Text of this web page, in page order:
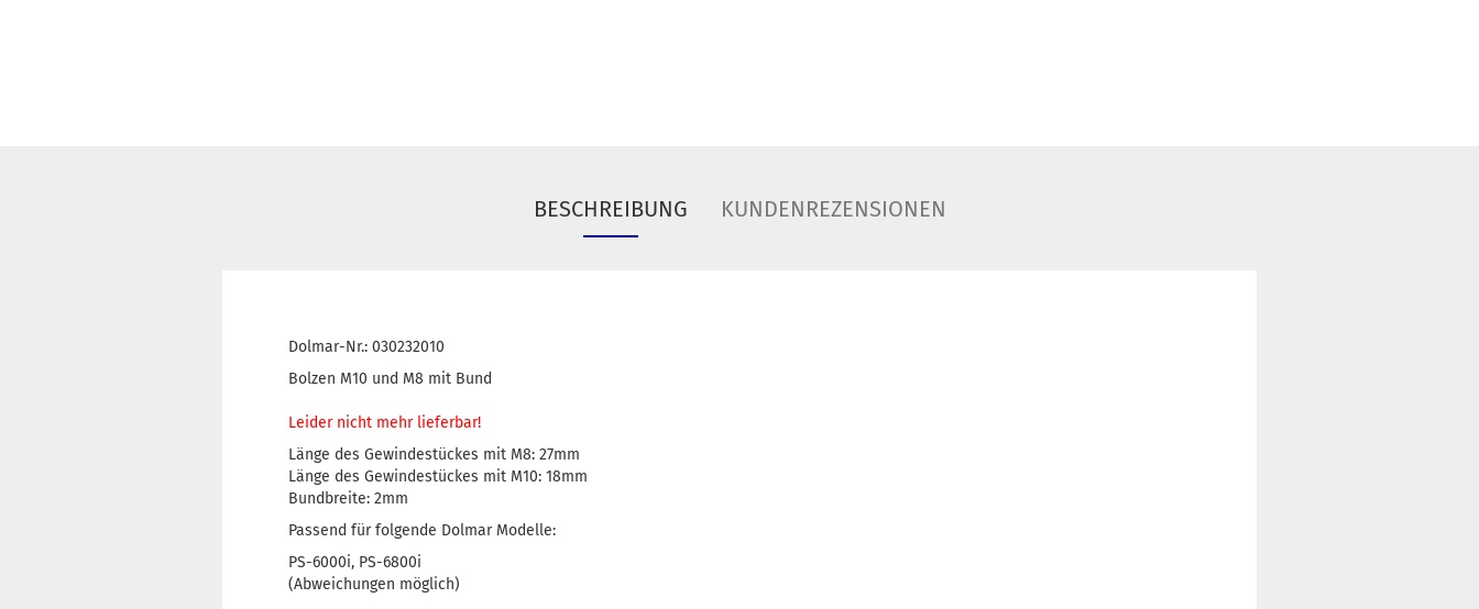
BESCHREIBUNG KUNDENREZENSIONEN
Dolmar-Nr.: 030232010
Bolzen M10 und M8 mit Bund
Leider nicht mehr lieferbar!
Länge des Gewindestückes mit M8: 27mm
Länge des Gewindestückes mit M10: 18mm
Bundbreite: 2mm
Passend für folgende Dolmar Modelle:
PS-6000i, PS-6800i
(Abweichungen möglich)